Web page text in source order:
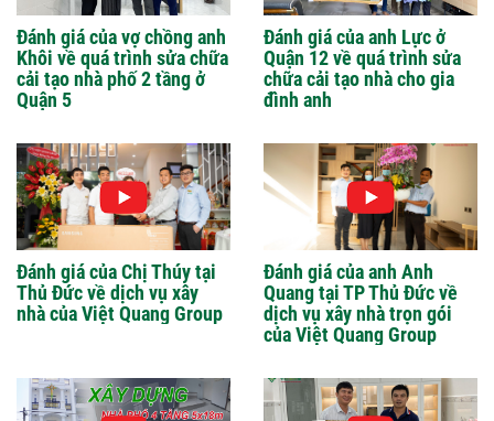
Đánh giá của vợ chồng anh
Khôi về quá trình sửa chữa
cải tạo nhà phố 2 tầng ở
Quận 5
Đánh giá của anh Lực ở
Quận 12 về quá trình sửa
chữa cải tạo nhà cho gia
đình anh
Đánh giá của Chị Thúy tại
Thủ Đức về dịch vụ xây
nhà của Việt Quang Group
Đánh giá của anh Anh
Quang tại TP Thủ Đức về
dịch vụ xây nhà trọn gói
của Việt Quang Group